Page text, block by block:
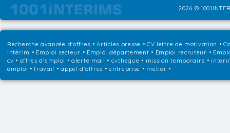
2026 ©
Recherche avancée d'offres •Articles presse • CV lettre de motivation •
intérim • Emploi secteur • Emploi département • Emploi recruteur •
cv • offres d'emploi • alerte mail • cvtheque • mission temporaire •
emploi • travail • appel d'offres • entreprise • metier •